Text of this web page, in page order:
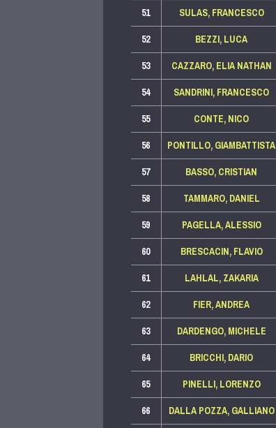
51
SULAS, FRANCESCO
52
BEZZI, LUCA
53
CAZZARO, ELIA NATHAN
54
SANDRINI, FRANCESCO
55
CONTE, NICO
56
PONTILLO, GIAMBATTISTA
57
BASSO, CRISTIAN
58
TAMMARO, DANIEL
59
PAGELLA, ALESSIO
60
BRESCACIN, FLAVIO
61
LAHLAL, ZAKARIA
62
FIER, ANDREA
63
DARDENGO, MICHELE
64
BRICCHI, DARIO
65
PINELLI, LORENZO
66
DALLA POZZA, GALLIANO